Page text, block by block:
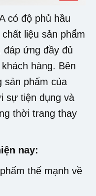
có độ phủ hầu
liệu sản phẩm
đáp ứng đầy đủ
hàng. Bên
sản phẩm của
sự tiện dụng và
thời trang thay
nay:
thế mạnh về